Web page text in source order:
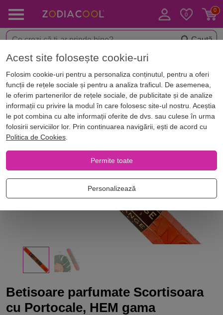
Caută
< Aromaterapie Betisoare parfumate
Betisoare parfumate Scortisoara
cu Portocale, HEM gama
Acest site folosește cookie-uri
Folosim cookie-uri pentru a personaliza conținutul, pentru a oferi
funcții de rețele sociale și pentru a analiza traficul. De asemenea,
le oferim partenerilor de rețele sociale, de publicitate și de analize
informații cu privire la modul în care folosesc site-ul nostru. Aceștia
le pot combina cu alte informații oferite de dvs. sau culese în urma
folosirii serviciilor lor. Prin continuarea navigării, ești de acord cu
Politica de Cookies.
Permite toate
Personalizează